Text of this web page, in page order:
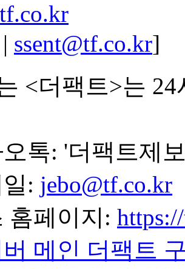
ssent@tf.co.kr]
<더팩트>는
오톡: '더팩트제
: jebo@tf.co.kr
홈페이지:
버 메인 더팩트